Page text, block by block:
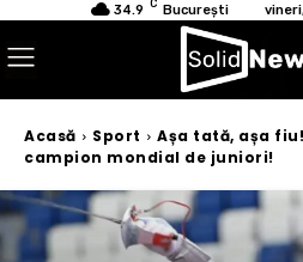
34.9 C București
Acasă Sport
Așa tată, așa
campion mondial de juniori!